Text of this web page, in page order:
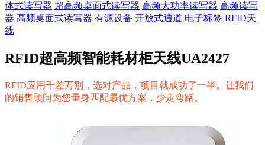
体式读写器 超高频桌面式读写器 高频大功率读写器 高频读写
器 高频桌面式读写器 有源设备 开放式通道 电子标签 RFID天
线
RFID超高频智能耗材柜天线UA2427
RFID应用千差万别，选对产品，项目就成功了一半。让我们
的销售顾问为您量身匹配最优方案，少走弯路。